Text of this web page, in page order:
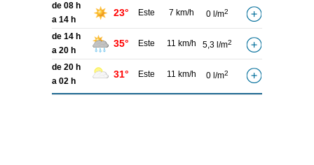
de 08 h
a 14 h
23° Este 7 km/h 0 l/m2
de 14 h
a 20 h
35° Este 11 km/h 5,3 l/m2
de 20 h
a 02 h
31° Este 11 km/h 0 l/m2